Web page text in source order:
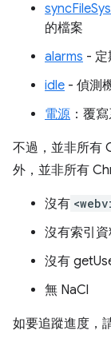
的檔案
alarms - 定
idle - 偵測
電源 ：覆
不過，並非所有
外，並非所有
沒有
沒有索引
沒有
無 NaCl
如要追蹤進度，